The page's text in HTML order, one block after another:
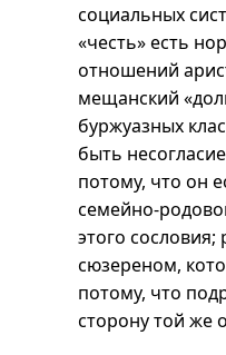
социальных
«честь» есть
отношений
мещанский
буржуазных
быть
потому, что он
семейно-
этого сословия;
сюзереном,
потому, что
сторону той же